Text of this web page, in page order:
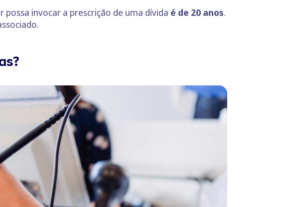
possa invocar a prescrição de uma dívida é de 20 anos.